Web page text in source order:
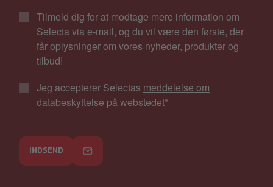
Tilmeld dig for at modtage mere information om
Selecta via e-mail, og du vil være den første, der
får oplysninger om vores nyheder, produkter og
tilbud!
Jeg accepterer Selectas meddelelse om
databeskyttelse på webstedet*
INDSEND